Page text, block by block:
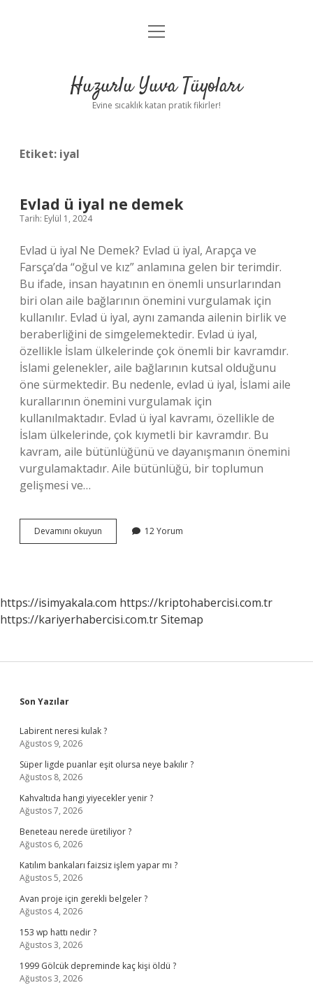
Anasayfa
Yasal Uyarı
menüyü
Huzurlu Yuva Tüyoları
Evine sıcaklık katan pratik fikirler!
Etiket: iyal
Evlad ü iyal ne demek
Tarih: Eylül 1, 2024
Evlad ü iyal Ne Demek? Evlad ü iyal, Arapça ve
Farsça’da “oğul ve kız” anlamına gelen bir terimdir.
Bu ifade, insan hayatının en önemli unsurlarından
biri olan aile bağlarının önemini vurgulamak için
kullanılır. Evlad ü iyal, aynı zamanda ailenin birlik ve
beraberliğini de simgelemektedir. Evlad ü iyal,
özellikle İslam ülkelerinde çok önemli bir kavramdır.
İslami gelenekler, aile bağlarının kutsal olduğunu
öne sürmektedir. Bu nedenle, evlad ü iyal, İslami aile
kurallarının önemini vurgulamak için
kullanılmaktadır. Evlad ü iyal kavramı, özellikle de
İslam ülkelerinde, çok kıymetli bir kavramdır. Bu
kavram, aile bütünlüğünü ve dayanışmanın önemini
vurgulamaktadır. Aile bütünlüğü, bir toplumun
gelişmesi ve…
Devamını okuyun
ü
12 Yorum
https://isimyakala.com https://kriptohabercisi.com.tr
https://kariyerhabercisi.com.trSitemap
Sidebar
Son Yazılar
Labirent neresi kulak ?
Ağustos 9, 2026
Süper ligde puanlar eşit olursa neye bakılır ?
Ağustos 8, 2026
Kahvaltıda hangi yiyecekler yenir ?
Ağustos 7, 2026
Beneteau nerede üretiliyor ?
Ağustos 6, 2026
Katılım bankaları faizsiz işlem yapar mı ?
Ağustos 5, 2026
Avan proje için gerekli belgeler ?
Ağustos 4, 2026
153 wp hattı nedir ?
Ağustos 3, 2026
1999 Gölcük depreminde kaç kişi öldü ?
Ağustos 3, 2026